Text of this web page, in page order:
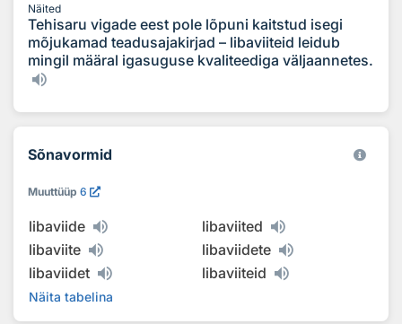
Näited
Tehisaru vigade eest pole lõpuni kaitstud isegi
mõjukamad teadusajakirjad – libaviiteid leidub
mingil määral igasuguse kvaliteediga väljaannetes.
Sõnavormid
Muuttüüp 6
libaviide
libaviited
libaviite
libaviidete
libaviidet
libaviiteid
Näita tabelina